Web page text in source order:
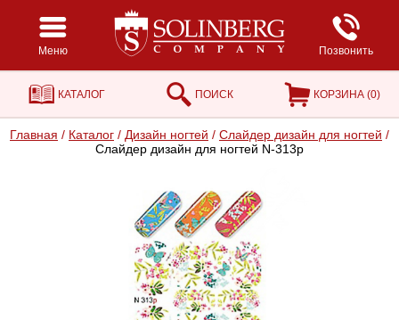
Меню Позвонить
КАТАЛОГ ПОИСК КОРЗИНА (0)
Главная / Каталог / Дизайн ногтей / Cлайдер дизайн для ногтей /
Cлайдер дизайн для ногтей N-313p